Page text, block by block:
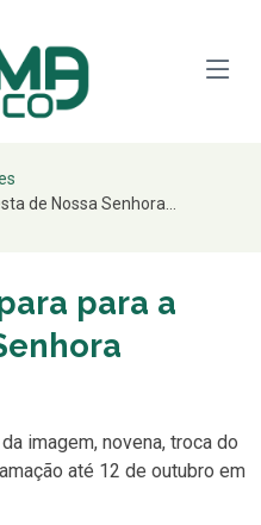
de Nossa Senhora...
para a
imagem, novena, troca do
até 12 de outubro em